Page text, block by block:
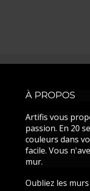
À PROPOS
Artifis vous
passion. En 20
couleurs dans
facile. Vous
mur.
Oubliez les